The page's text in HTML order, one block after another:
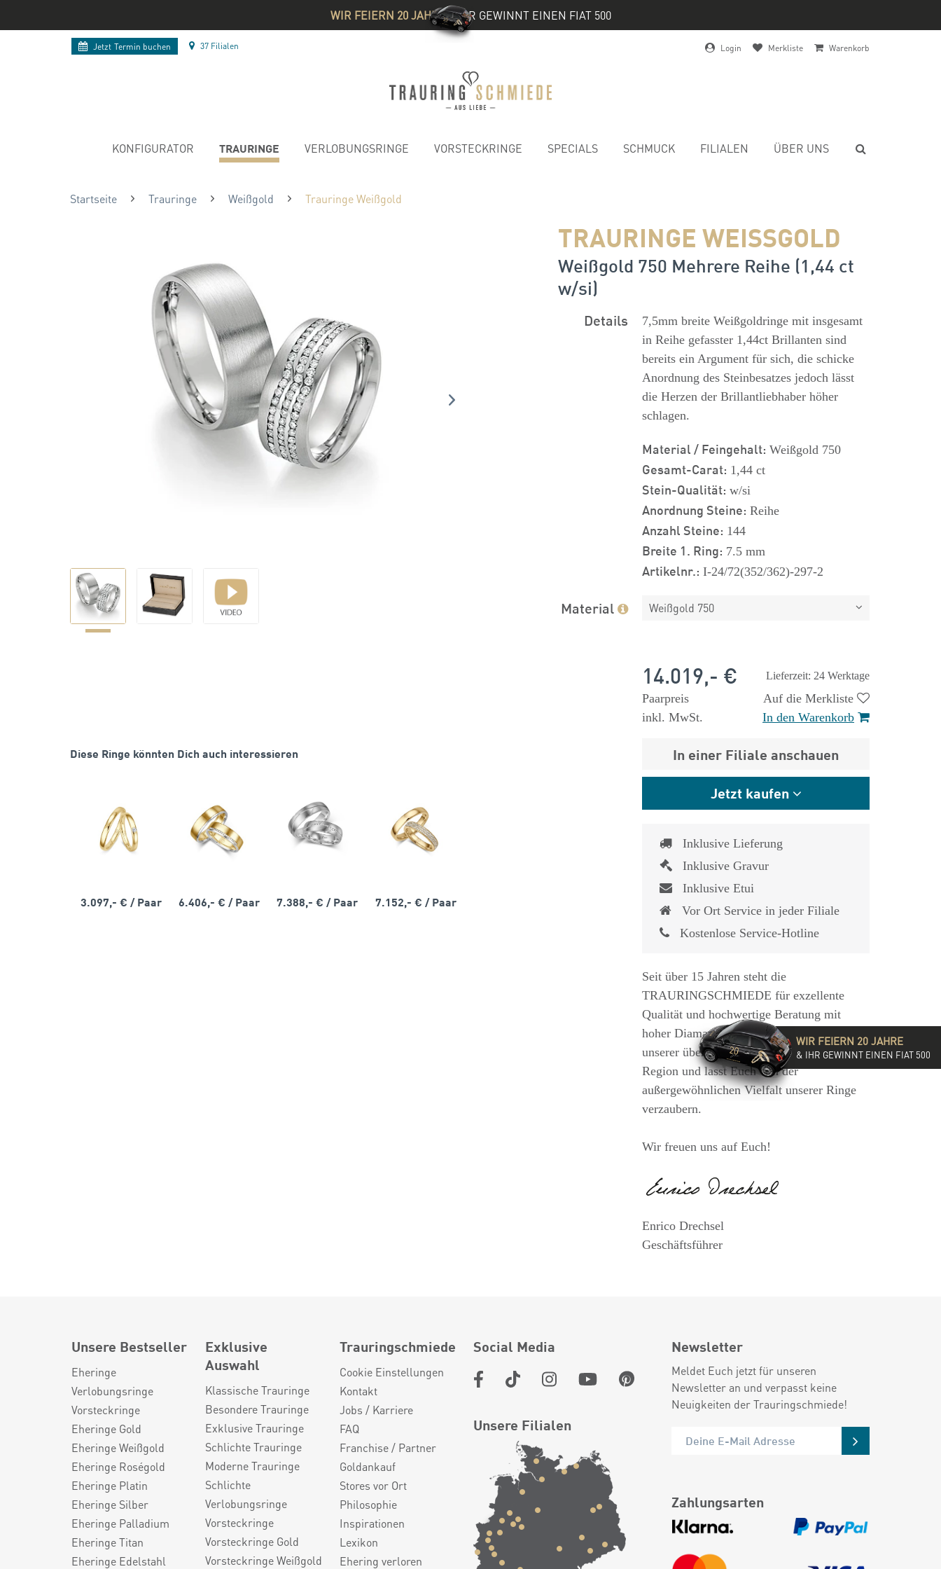
WIR FEIERN 20 JAHRE& IHR GEWINNT EINEN FIAT 500
Jetzt Termin buchen 37 Filialen Login Merkliste Warenkorb
KONFIGURATOR TRAURINGE VERLOBUNGSRINGE VORSTECKRINGE SPECIALS SCHMUCK FILIALEN ÜBER UNS
Startseite Trauringe Weißgold Trauringe Weißgold
TRAURINGE WEISSGOLD
Weißgold 750 Mehrere Reihe (1,44 ct
w/si)
Diese Ringe könnten Dich auch interessieren
3.097,- € / Paar 6.406,- €/ Paar 7.388,- €/ Paar 7.152,- € / Paar
Details
7,5mm breite Weißgoldringe mit insgesamt
in Reihe gefasster 1,44ct Brillanten sind
bereits ein Argument für sich, die schicke
Anordnung des Steinbesatzes jedoch lässt
die Herzen der Brillantliebhaber höher
schlagen.
Material / Feingehalt: Weißgold 750
Gesamt-Carat: 1,44 ct
Stein-Qualität: w/si
Anordnung Steine: Reihe
Anzahl Steine: 144
Breite 1. Ring: 7.5 mm
Artikelnr.: I-24/72(352/362)-297-2
Material Weißgold 750
Lieferzeit: 24 Werktage
14.019,- €
Paarpreis
inkl. MwSt.
Auf die Merkliste
In den Warenkorb
In einer Filiale anschauen
Jetzt kaufen
Inklusive Lieferung
Inklusive Gravur
Inklusive Etui
Vor Ort Service in jeder Filiale
Kostenlose Service-Hotline
Seit über 15 Jahren steht die
TRAURINGSCHMIEDE für exzellente
Qualität und hochwertige Beratung mit
hoher Diamantkompetenz. Besucht eine
unserer über 35 Filialen in der DACH-
Region und lasst Euch von der
außergewöhnlichen Vielfalt unserer Ringe
verzaubern.
Wir freuen uns auf Euch!
Enrico Drechsel
Geschäftsführer
Unsere Bestseller
Eheringe
Verlobungsringe
Vorsteckringe
Eheringe Gold
Eheringe Weißgold
Eheringe Roségold
Eheringe Platin
Eheringe Silber
Eheringe Palladium
Eheringe Titan
Eheringe Edelstahl
Exklusive
Auswahl
Klassische Trauringe
Besondere Trauringe
Exklusive Trauringe
Schlichte Trauringe
Moderne Trauringe
Schlichte
Verlobungsringe
Vorsteckringe
Vorsteckringe Gold
Vorsteckringe Weißgold
Trauringschmiede
Cookie Einstellungen
Kontakt
Jobs / Karriere
FAQ
Franchise / Partner
Goldankauf
Stores vor Ort
Philosophie
Inspirationen
Lexikon
Ehering verloren
Social Media
Unsere Filialen
Newsletter
Meldet Euch jetzt für unseren
Newsletter an und verpasst keine
Neuigkeiten der Trauringschmiede!
Zahlungsarten
WIR FEIERN 20 JAHRE
& IHR GEWINNT EINEN FIAT 500